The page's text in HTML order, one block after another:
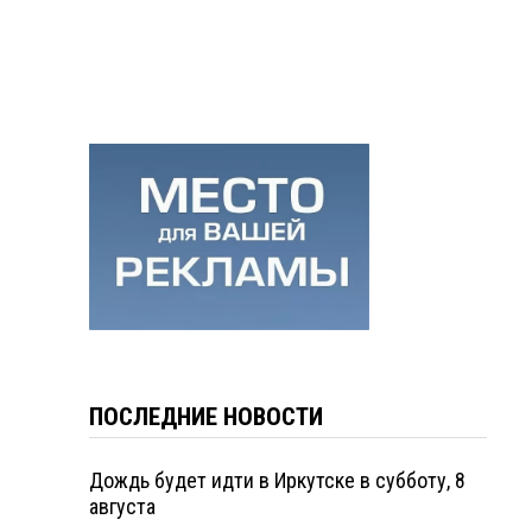
ПОСЛЕДНИЕ НОВОСТИ
Дождь будет идти в Иркутске в субботу, 8
августа